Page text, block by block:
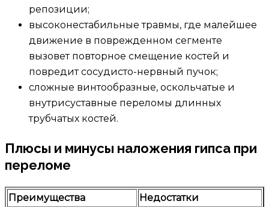
репозиции;
высоконестабильные травмы, где малейшее
движение в поврежденном сегменте
вызовет повторное смещение костей и
повредит сосудисто-нервный пучок;
сложные винтообразные, оскольчатые и
внутрисуставные переломы длинных
трубчатых костей.
Плюсы и минусы наложения гипса при
переломе
Преимущества Недостатки